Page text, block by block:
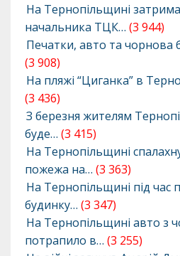
На Тернопільщині
начальника ТЦК… (3 944)
Печатки, авто та чорнова
(3 908)
На пляжі “Циганка” в
(3 436)
З березня жителям
буде… (3 415)
На Тернопільщині
пожежа на… (3 363)
На Тернопільщині під час
будинку… (3 347)
На Тернопільщині авто з
потрапило в… (3 255)